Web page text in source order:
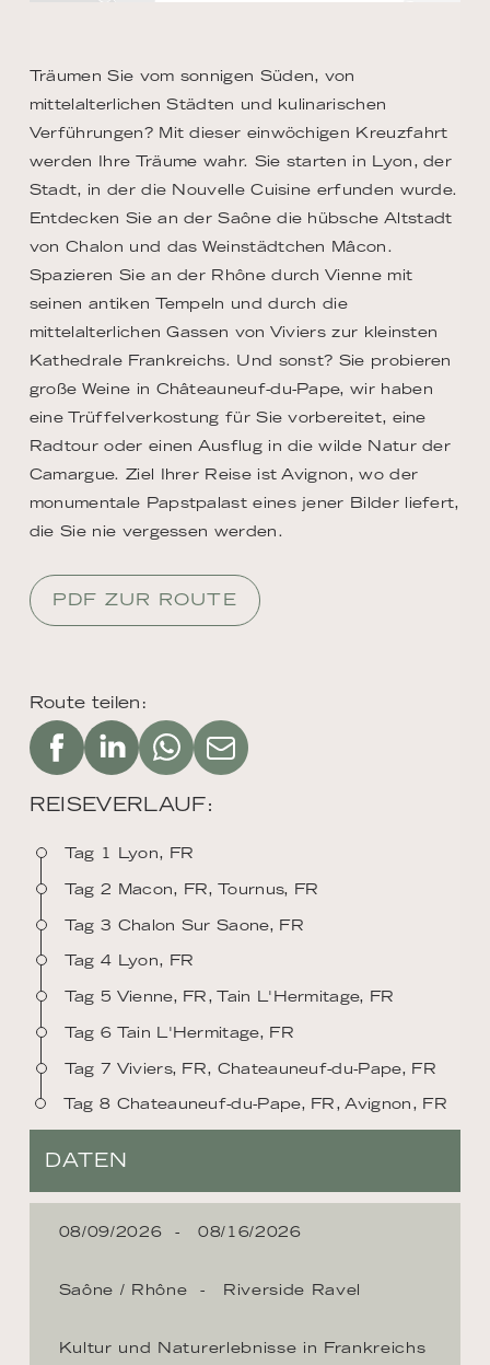
Route teilen:
REISEVERLAUF:
Tag 1 Lyon, FR
Tag 2 Macon, FR, Tournus, FR
Tag 3 Chalon Sur Saone, FR
Tag 4 Lyon, FR
Tag 5 Vienne, FR, Tain L'Hermitage, FR
Tag 6 Tain L'Hermitage, FR
Tag 7 Viviers, FR, Chateauneuf-du-Pape, FR
Tag 8 Chateauneuf-du-Pape, FR, Avignon, FR
Träumen Sie vom sonnigen Süden, von
mittelalterlichen Städten und kulinarischen
Verführungen? Mit dieser einwöchigen Kreuzfahrt
werden Ihre Träume wahr. Sie starten in Lyon, der
Stadt, in der die Nouvelle Cuisine erfunden wurde.
Entdecken Sie an der Saône die hübsche Altstadt
von Chalon und das Weinstädtchen Mâcon.
Spazieren Sie an der Rhône durch Vienne mit
seinen antiken Tempeln und durch die
mittelalterlichen Gassen von Viviers zur kleinsten
Kathedrale Frankreichs. Und sonst? Sie probieren
große Weine in Châteauneuf-du-Pape, wir haben
eine Trüffelverkostung für Sie vorbereitet, eine
Radtour oder einen Ausflug in die wilde Natur der
Camargue. Ziel Ihrer Reise ist Avignon, wo der
monumentale Papstpalast eines jener Bilder liefert,
die Sie nie vergessen werden.
PDF ZUR ROUTE
DATEN
08/09/2026 08/16/2026
Saône / Rhône Riverside Ravel
Kultur und Naturerlebnisse in Frankreichs